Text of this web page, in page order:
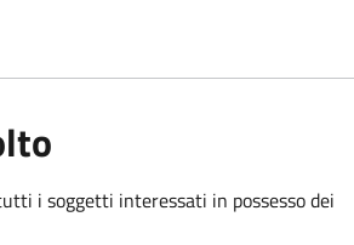
i soggetti interessati in possesso dei